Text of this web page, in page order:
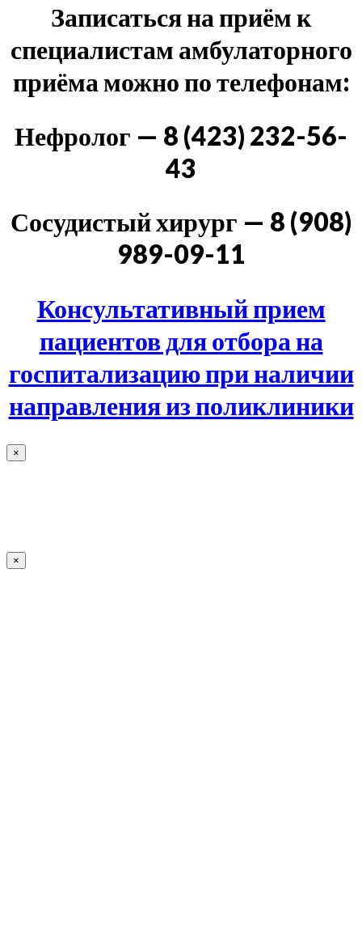
Записаться на приём к
специалистам амбулаторного
приёма можно по телефонам:
Нефролог — 8 (423) 232-56-
43
Сосудистый хирург — 8 (908)
989-09-11
Консультативный прием
пациентов для отбора на
госпитализацию при наличии
направления из поликлиники
×
×